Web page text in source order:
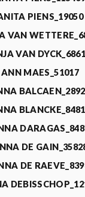
PIENS_19050
VAN
VAN
ANN MAES_51017
DE
DE